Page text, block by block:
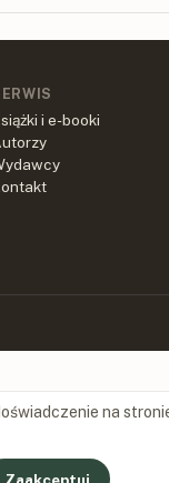
i e-booki
na
Zaakceptuj